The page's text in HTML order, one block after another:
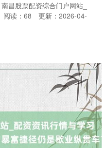
昌股票配资综合门户网站_
阅读：68
更新：2026-04-